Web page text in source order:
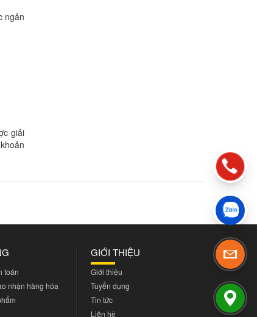
ngân
giải
toán
nhận hàng hóa
GIỚI THIỆU
Giới thiệu
Tuyển dụng
Tin tức
Liên hệ